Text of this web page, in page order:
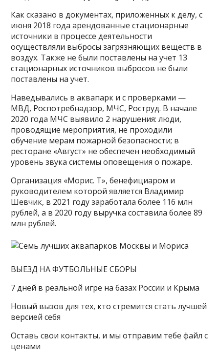
Как сказано в документах, приложенных к делу, с
июня 2018 года арендованные стационарные
источники в процессе деятельности
осуществляли выбросы загрязняющих веществ в
воздух. Также не были поставлены на учет 13
стационарных источников выбросов не были
поставлены на учет.
Наведывались в аквапарк и с проверками —
МВД, Роспотребнадзор, МЧС, Роструд. В начале
2020 года МЧС выявило 2 нарушения: люди,
проводящие мероприятия, не проходили
обучение мерам пожарной безопасности; в
ресторане «Август» не обеспечен необходимый
уровень звука системы оповещения о пожаре.
Организация «Морис. Т», бенефициаром и
руководителем которой является Владимир
Шевчик, в 2021 году заработала более 116 млн
рублей, а в 2020 году выручка составила более 89
млн рублей.
ВЫЕЗД НА ФУТБОЛЬНЫЕ СБОРЫ
7 дней в реальной игре на базах России и Крыма
Новый вызов для тех, кто стремится стать лучшей
версией себя
Оставь свои контакты, и мы отправим тебе файл с
ценами